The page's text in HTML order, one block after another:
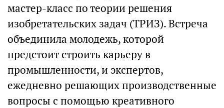
мастер-класс по теории решения
изобретательских задач (ТРИЗ). Встреча
объединила молодежь, которой
предстоит строить карьеру в
промышленности, и экспертов,
ежедневно решающих производственные
вопросы с помощью креативного